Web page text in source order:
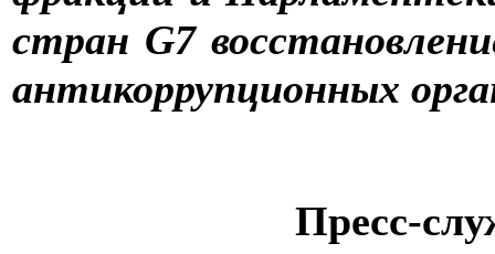
стран G7
антикоррупционных
Пресс-